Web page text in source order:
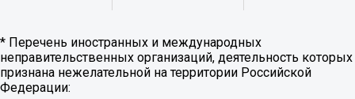
* Перечень иностранных и международных
неправительственных организаций, деятельность которых
признана нежелательной на территории Российской
Федерации: